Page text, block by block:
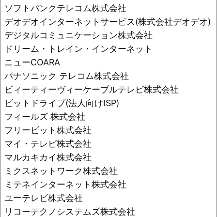
ソフトバンクテレコム株式会社
デオデオインターネットサービス(株式会社デオデオ)
デジタルコミュニケーション株式会社
ドリーム・トレイン・インターネット
ニューCOARA
パナソニック テレコム株式会社
ビィーティーヴィーケーブルテレビ株式会社
ビットドライブ(法人向けISP)
フィールズ 株式会社
フリービット株式会社
マイ・テレビ株式会社
マルカキカイ株式会社
ミクスネットワーク株式会社
ミテネインターネット株式会社
ユーテレビ株式会社
リコーテクノシステムズ株式会社